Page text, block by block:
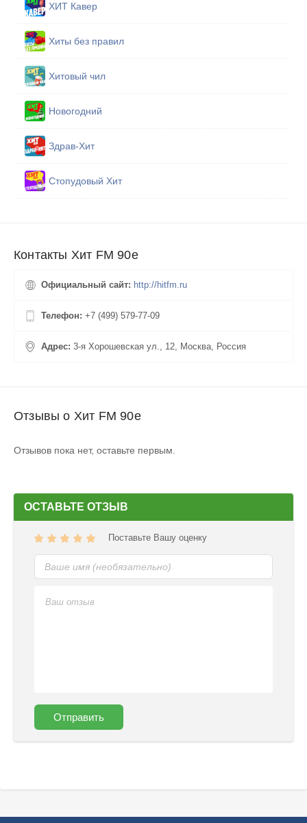
ХИТ Кавер
Хиты без правил
Хитовый чил
Новогодний
Здрав-Хит
Стопудовый Хит
Контакты Хит FM 90е
Официальный сайт: http://hitfm.ru
Телефон: +7 (499) 579-77-09
Адрес: 3-я Хорошевская ул., 12, Москва, Россия
Отзывы о Хит FM 90е
Отзывов пока нет, оставьте первым.
ОСТАВЬТЕ ОТЗЫВ
Поставьте Вашу оценку
Отправить